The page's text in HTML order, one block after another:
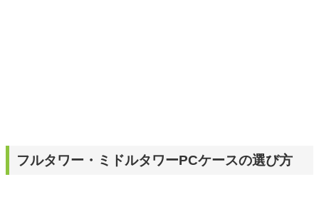
フルタワー・ミドルタワーPCケースの選び方